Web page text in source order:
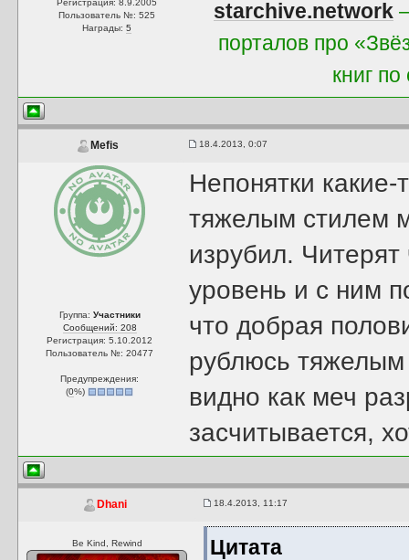
Регистрация: 8.9.2005
Пользователь №: 525
Награды:5
starchive.network
порталов про
книг
Mefis 18.4.2013, 0:07
Группа: Участники
Сообщений: 208
Регистрация: 5.10.2012
Пользователь №: 20477
Предупреждения:
(0%)
Непонятки
тяжелым стилем
изрубил.
уровень и с ним
что добрая
рублюсь тяжелым
видно как меч
засчитывается,
Dhani 18.4.2013, 11:17
Be Kind, Rewind Цитата